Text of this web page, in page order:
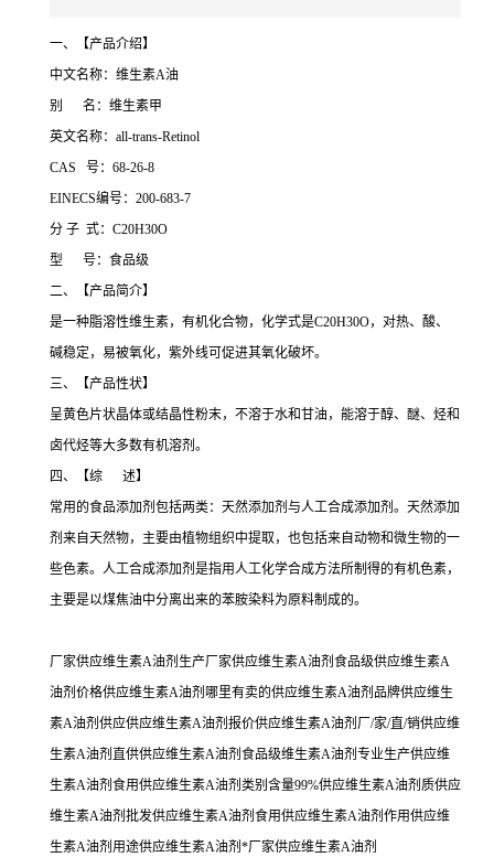
一、【产品介绍】
中文名称：维生素A油
别 名：维生素甲
英文名称：all-trans-Retinol
CAS 号：68-26-8
EINECS编号：200-683-7
分 子 式：C20H30O
型 号：食品级
二、【产品简介】
是一种脂溶性维生素，有机化合物，化学式是C20H30O，对热、酸、
碱稳定，易被氧化，紫外线可促进其氧化破坏。
三、【产品性状】
呈黄色片状晶体或结晶性粉末，不溶于水和甘油，能溶于醇、醚、烃和
卤代烃等大多数有机溶剂。
四、【综 述】
常用的食品添加剂包括两类：天然添加剂与人工合成添加剂。天然添加
剂来自天然物，主要由植物组织中提取，也包括来自动物和微生物的一
些色素。人工合成添加剂是指用人工化学合成方法所制得的有机色素，
主要是以煤焦油中分离出来的苯胺染料为原料制成的。
厂家供应维生素A油剂生产厂家供应维生素A油剂食品级供应维生素A
油剂价格供应维生素A油剂哪里有卖的供应维生素A油剂品牌供应维生
素A油剂供应供应维生素A油剂报价供应维生素A油剂厂/家/直/销供应维
生素A油剂直供供应维生素A油剂食品级维生素A油剂专业生产供应维
生素A油剂食用供应维生素A油剂类别含量99%供应维生素A油剂质供应
维生素A油剂批发供应维生素A油剂食用供应维生素A油剂作用供应维
生素A油剂用途供应维生素A油剂*厂家供应维生素A油剂